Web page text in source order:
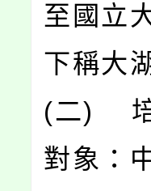
至國立
下稱大
(二) 培
對象：